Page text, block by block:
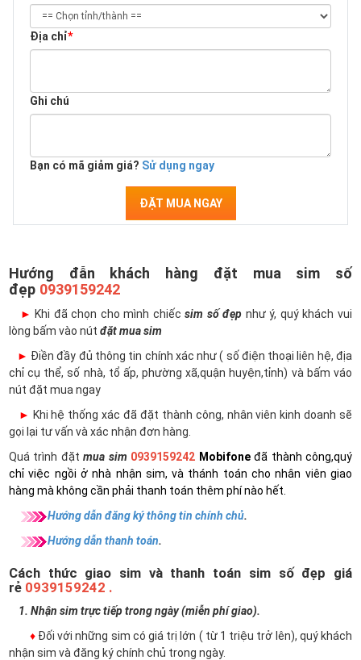
Địa chỉ*
Ghi chú
Bạn có mã giảm giá? Sử dụng ngay
ĐẶT MUA NGAY
Hướng đẫn khách hàng đặt mua sim số
đẹp 0939159242
► Khi đã chọn cho mình chiếcsim số đẹp như ý, quý khách vui
lòng bấm vào nút đặt mua sim
► Điền đầy đủ thông tin chính xác như ( số điện thoại liên hệ, địa
chỉ cụ thể, số nhà, tổ ấp, phường xã,quận huyện,tỉnh) và bấm váo
nút đặt mua ngay
► Khi hệ thống xác đã đặt thành công, nhân viên kinh doanh sẽ
gọi lại tư vấn và xác nhận đơn hàng.
Quá trình đặtmua sim 0939159242 Mobifoneđã thành công,quý
chỉ việc ngồi ở nhà nhận sim, và thánh toán cho nhân viên giao
hàng mà không cần phải thanh toán thêm phí nào hết.
Hướng dẫn đăng ký thông tin chính chủ.
Hướng dẫn thanh toán.
Cách thức giao sim và thanh toán sim số đẹp giá
rẻ 0939159242 .
1. Nhận sim trực tiếp trong ngày (miễn phí giao).
♦ Đối với những sim có giá trị lớn ( từ 1 triệu trở lên), quý khách
nhận sim và đăng ký chính chủ trong ngày.